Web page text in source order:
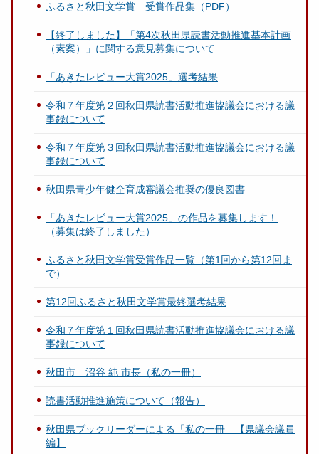
ふるさと秋田文学賞 受賞作品集（PDF）
【終了しました】「第4次秋田県読書活動推進基本計画
（素案）」に関する意見募集について
「あきたレビュー大賞2025」選考結果
令和７年度第２回秋田県読書活動推進協議会における議
事録について
令和７年度第３回秋田県読書活動推進協議会における議
事録について
秋田県青少年健全育成審議会推奨の優良図書
「あきたレビュー大賞2025」の作品を募集します！
（募集は終了しました）
ふるさと秋田文学賞受賞作品一覧（第1回から第12回ま
で）
第12回ふるさと秋田文学賞最終選考結果
令和７年度第１回秋田県読書活動推進協議会における議
事録について
秋田市 沼谷 純 市長（私の一冊）
読書活動推進施策について（報告）
秋田県ブックリーダーによる「私の一冊」【県議会議員
編】